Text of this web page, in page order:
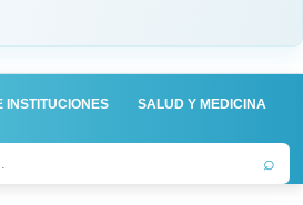
SALUD Y MEDICINA
⌕